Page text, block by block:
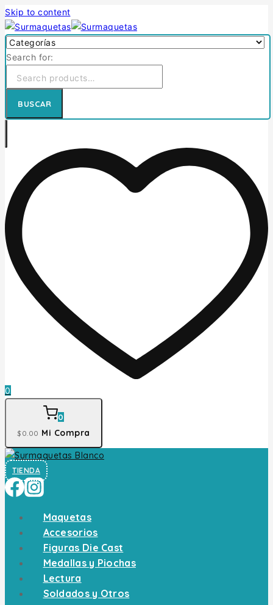
Skip to content
Search for:
BUSCAR
0
0
$0 .00 Mi Compra
TIENDA
Maquetas
Accesorios
Figuras Die Cast
Medallas y Piochas
Lectura
Soldados y Otros